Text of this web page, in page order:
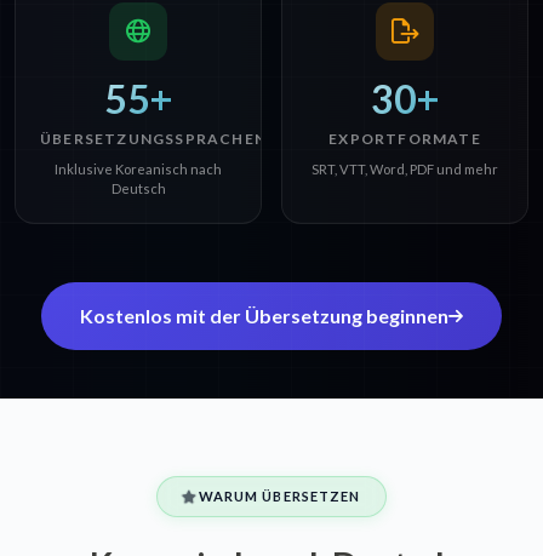
55+
ÜBERSETZUNGSSPRACHEN
Inklusive Koreanisch nach
Deutsch
30+
EXPORTFORMATE
SRT, VTT, Word, PDF und mehr
Kostenlos mit der Übersetzung beginnen
WARUM ÜBERSETZEN